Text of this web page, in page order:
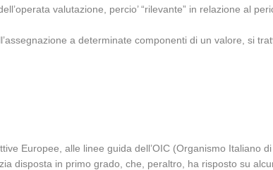
valutazione, percio’ “rilevante” in relazione al
a determinate componenti di un valore, si
Europee, alle linee guida dell’OIC (Organismo Italiano di
disposta in primo grado, che, peraltro, ha risposto su